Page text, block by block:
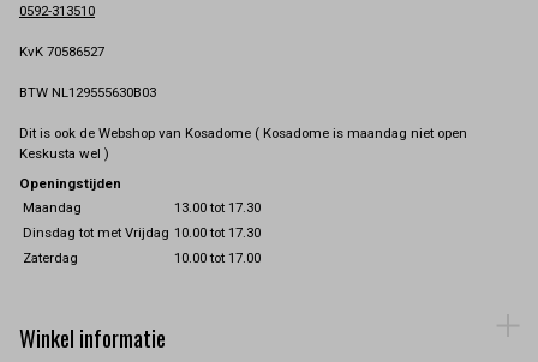
0592-313510
KvK 70586527
BTW NL129555630B03
Dit is ook de Webshop van Kosadome ( Kosadome is maandag niet open
Keskusta wel )
Openingstijden
Maandag
13.00 tot 17.30
Dinsdag tot met Vrijdag 10.00 tot 17.30
Zaterdag
10.00 tot 17.00
Winkel informatie